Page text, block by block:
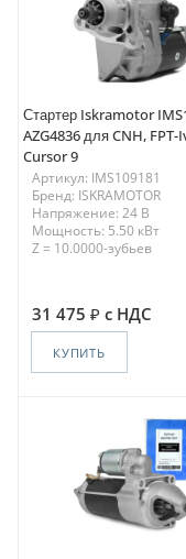
Стартер Iskramotor
AZG4836 для CNH, FPT-
Cursor 9
Артикул: IMS109181
Бренд: ISKRAMOTOR
Напряжение: 24 В
Мощность: 5.50 кВт
Z = 10.0000-зубьев
31 475 с НДС
КУПИТЬ